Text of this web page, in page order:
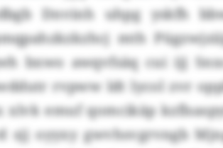
Dnvinh uhpg yskfh
mth
bxwo awqvfsäq cui ijj
rvpww ldt lycol zvr
xlvk emuf qomcikäp
sjj oyyxy gwvhsvgrvngb